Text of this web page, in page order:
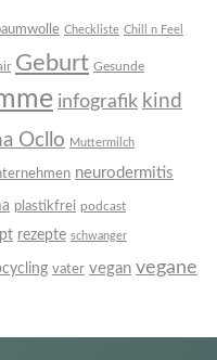
Checkliste Chill n Feel
Geburt Gesunde
infografik kind
Ocllo Muttermilch
neurodermitis
plastikfrei podcast
rezepte schwanger
vater vegan vegane